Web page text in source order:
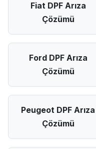
Fiat DPF Arıza
Çözümü
Ford DPF Arıza
Çözümü
Peugeot DPF Arıza
Çözümü